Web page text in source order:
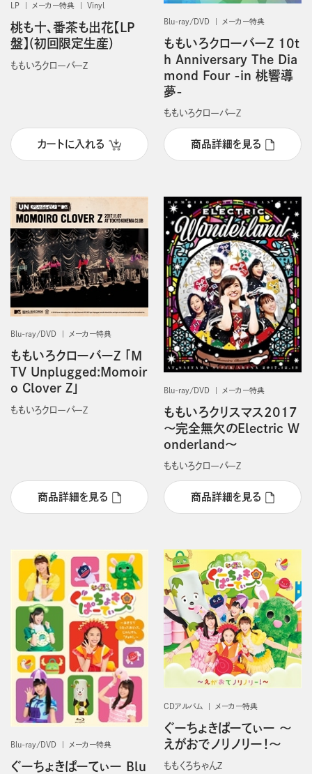
LP メーカー特典 Vinyl
桃も十、番茶も出花【LP
盤】(初回限定生産)
ももいろクローバーＺ
カートに入れる
Blu-ray/DVD メーカー特典
ももいろクローバーZ 10t
h Anniversary The Dia
mond Four -in 桃響導
夢-
ももいろクローバーＺ
商品詳細を見る
Blu-ray/DVD メーカー特典
ももいろクローバーZ 「M
TV Unplugged:Momoir
o Clover Z」
ももいろクローバーＺ
商品詳細を見る
Blu-ray/DVD メーカー特典
ももいろクリスマス2017
～完全無欠のElectric W
onderland～
ももいろクローバーＺ
商品詳細を見る
Blu-ray/DVD メーカー特典
ぐーちょきぱーてぃー Blu
CDアルバム メーカー特典
ぐーちょきぱーてぃー ～
えがおでノリノリー！～
ももくろちゃんＺ